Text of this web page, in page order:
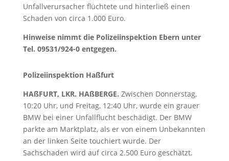
Unfallverursacher flüchtete und hinterließ einen
Schaden von circa 1.000 Euro.
Hinweise nimmt die Polizeiinspektion Ebern unter
Tel. 09531/924-0 entgegen.
Polizeiinspektion Haßfurt
HAßFURT, LKR. HAßBERGE. Zwischen Donnerstag,
10:20 Uhr, und Freitag, 12:40 Uhr, wurde ein grauer
BMW bei einer Unfallflucht beschädigt. Der BMW
parkte am Marktplatz, als er von einem Unbekannten
an der linken Seite touchiert wurde. Der
Sachschaden wird auf circa 2.500 Euro geschätzt.